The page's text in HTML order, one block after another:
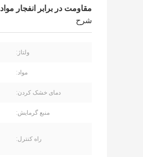
مقاومت در برابر انفجار مواد SUS316L سینی میوه ای 50 / 60Hz
شرح
ولتاژ:
مواد:
دمای خشک کردن:
منبع گرمایش:
راه کنترل: